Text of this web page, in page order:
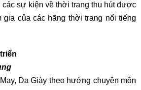
sự kiện về thời trang thu hút được
gia của các hãng thời trang nổi tiếng
Da Giày theo hướng chuyên môn